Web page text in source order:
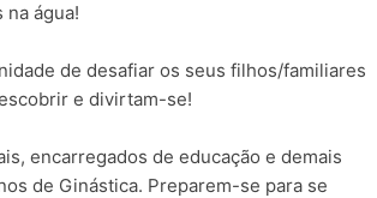
água!
de desafiar os seus filhos/familiares
e divirtam-se!
encarregados de educação e demais
de Ginástica. Preparem-se para se